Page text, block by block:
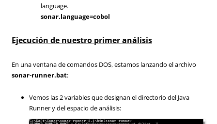
language.
sonar.language=cobol
Ejecución de nuestro primer análisis
En una ventana de comandos DOS, estamos lanzando el archivo
sonar-runner.bat:
Vemos las 2 variables que designan el directorio del Java
Runner y del espacio de análisis: